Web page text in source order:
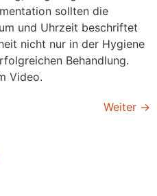
sollten die
und Uhrzeit beschriftet
nicht nur in der Hygiene
Behandlung.
Video.
Weiter →